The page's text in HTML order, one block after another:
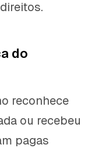
do
reconhece
ou recebeu
pagas